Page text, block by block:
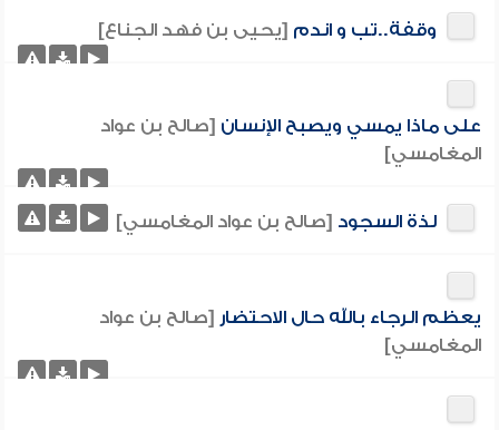
وقفة..تب و اندم [يحيى بن فهد الجناع]
على ماذا يمسي ويصبح الإنسان [صالح بن عواد
المغامسي]
لذة السجود [صالح بن عواد المغامسي]
يعظم الرجاء بالله حال الاحتضار [صالح بن عواد
المغامسي]